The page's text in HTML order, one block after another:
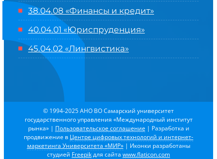
38.04.08 «Финансы и кредит»
40.04.01 «Юриспруденция»
45.04.02 «Лингвистика»
© 1994-2025 АНО ВО Самарский университет
государственного управления «Международный институт
рынка» | Пользовательское соглашение | Разработка и
продвижение в Центре цифровых технологий и интернет-
маркетинга Университета «МИР»| Иконки разработаны
студией Freepikдля сайта www.flaticon.com